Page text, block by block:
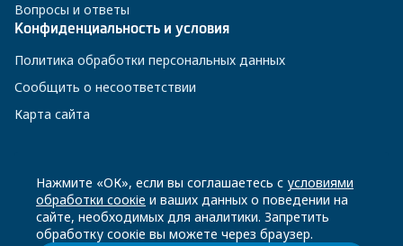
Вопросы и ответы
Конфиденциальность и условия
Политика обработки персональных данных
Сообщить о несоответствии
Карта сайта
8 800 200-23-56
Чат-бот в Телеграм
Нажмите «ОК», если вы соглашаетесь с условиями
обработки соокіе и ваших данных о поведении на
сайте, необходимых для аналитики. Запретить
обработку соокіе вы можете через браузер.